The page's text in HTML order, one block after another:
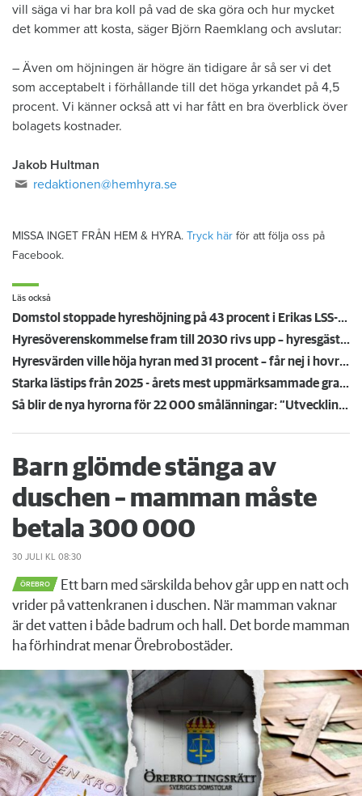
vill säga vi har bra koll på vad de ska göra och hur mycket
det kommer att kosta, säger Björn Raemklang och avslutar:
– Även om höjningen är högre än tidigare år så ser vi det
som acceptabelt i förhållande till det höga yrkandet på 4,5
procent. Vi känner också att vi har fått en bra överblick över
bolagets kostnader.
Jakob Hultman
redaktionen@hemhyra.se
MISSA INGET FRÅN HEM & HYRA. Tryck här för att följa oss på
Facebook.
Läs också
Domstol stoppade hyreshöjning på 43 procent i Erikas LSS-lägenhet – mamma Lena: ”Äntligen!”
Hyresöverenskommelse fram till 2030 rivs upp – hyresgäster känner sig svikna: "Jag går redan på knäna"
Hyresvärden ville höja hyran med 31 procent – får nej i hovrätten
Starka lästips från 2025 - årets mest uppmärksammade granskningar
Så blir de nya hyrorna för 22 000 smålänningar: ”Utvecklingen går åt rätt håll”
Barn glömde stänga av
duschen – mamman måste
betala 300 000
30 JULI KL 08:30
ÖREBRO
Ett barn med särskilda behov går upp en natt och
vrider på vattenkranen i duschen. När mamman vaknar
är det vatten i både badrum och hall. Det borde mamman
ha förhindrat menar Örebrobostäder.